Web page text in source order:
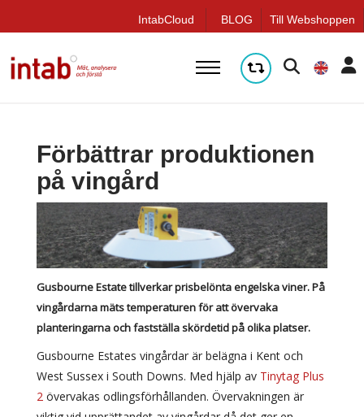
IntabCloud BLOG Till Webshoppen
Förbättrar produktionen
på vingård
Gusbourne Estate tillverkar prisbelönta engelska viner. På
vingårdarna mäts temperaturen för att övervaka
planteringarna och fastställa skördetid på olika platser.
Gusbourne Estates vingårdar är belägna i Kent och
West Sussex i South Downs. Med hjälp av Tinytag Plus
2 övervakas odlingsförhållanden. Övervakningen är